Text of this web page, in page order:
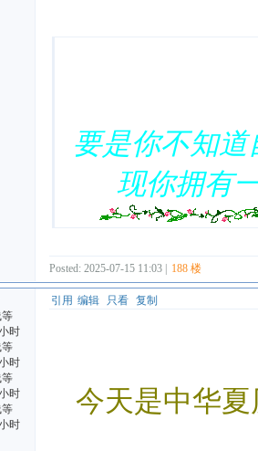
要是你不知
现你拥有
Posted: 2025-07-15 11:03 | 188 楼
引用 编辑 只看 复制
今天是中华